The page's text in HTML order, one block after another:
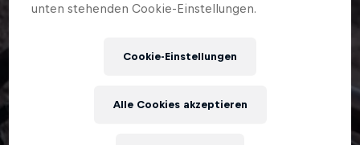
unten stehenden Cookie-Einstellungen.
Cookie-Einstellungen
Alle Cookies akzeptieren